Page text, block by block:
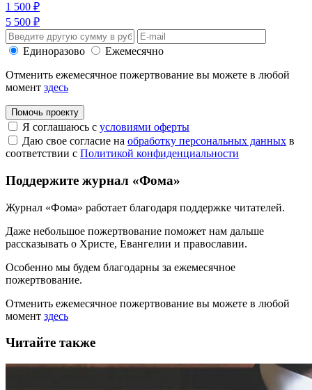
1 500 ₽
5 500 ₽
Единоразово
Ежемесячно
Отменить ежемесячное пожертвование вы можете в любой
момент здесь
Помочь проекту
Я соглашаюсь с условиями оферты
Даю свое согласие на обработку персональных данных в
соответствии с Политикой конфиденциальности
Поддержите журнал «Фома»
Журнал «Фома» работает благодаря поддержке читателей.
Даже небольшое пожертвование поможет нам дальше
рассказывать о Христе, Евангелии и православии.
Особенно мы будем благодарны за ежемесячное
пожертвование.
Отменить ежемесячное пожертвование вы можете в любой
момент здесь
Читайте также